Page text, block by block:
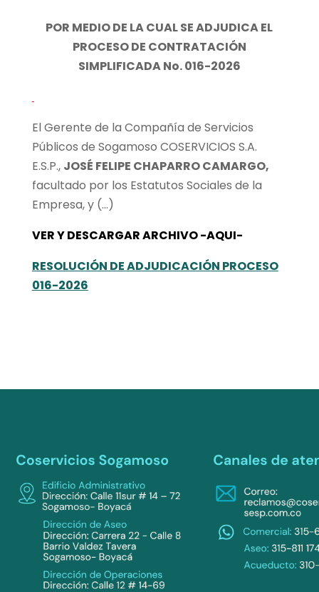
POR MEDIO DE LA CUAL SE ADJUDICA EL
PROCESO DE CONTRATACIÓN
SIMPLIFICADA No. 016-2026
El Gerente de la Compañía de Servicios
Públicos de Sogamoso COSERVICIOS S.A.
E.S.P., JOSÉ FELIPE CHAPARRO CAMARGO,
facultado por los Estatutos Sociales de la
Empresa, y (…)
VER Y DESCARGAR ARCHIVO -AQUI-
RESOLUCIÓN DE ADJUDICACIÓN PROCESO
016-2026